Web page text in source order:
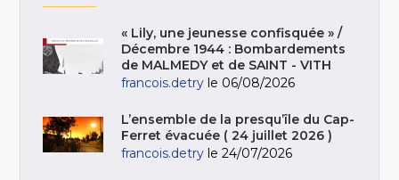
« Lily, une jeunesse confisquée » /
Décembre 1944 : Bombardements
de MALMEDY et de SAINT - VITH
francois.detry le 06/08/2026
L’ensemble de la presqu’île du Cap-
Ferret évacuée ( 24 juillet 2026 )
francois.detry le 24/07/2026